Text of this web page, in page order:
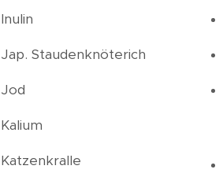
Inulin
Jap. Staudenknöterich
Jod
Kalium
Katzenkralle